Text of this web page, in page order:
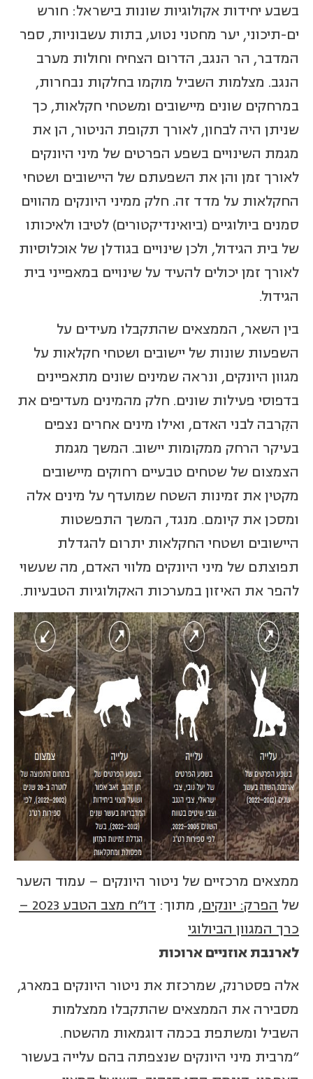
בשבע יחידות אקולוגיות שונות בישראל: חורש
ים-תיכוני, יער מחטני נטוע, בתות עשבוניות, ספר
המדבר, הר הנגב, הדרום הצחיח וחולות מערב
הנגב. מצלמות השביל מוקמו בחלקות נבחרות,
במרחקים שונים מיישובים ומשטחי חקלאות, כך
שניתן היה לבחון, לאורך תקופת הניטור, הן את
מגמת השינויים בשפע הפרטים של מיני היונקים
לאורך זמן והן את השפעתם של היישובים ושטחי
החקלאות על מדד זה. חלק ממיני היונקים מהווים
סמנים ביולוגיים (ביואינדיקטורים) לטיבו ולאיכותו
של בית הגידול, ולכן שינויים בגודלן של אוכלוסיות
לאורך זמן יכולים להעיד על שינויים במאפייני בית
הגידול.
בין השאר, הממצאים שהתקבלו מעידים על
השפעות שונות של יישובים ושטחי חקלאות על
מגוון היונקים, ונראה שמינים שונים מתאפיינים
בדפוסי פעילות שונים. חלק מהמינים מעדיפים את
הקִרבה לבני האדם, ואילו מינים אחרים נצפים
בעיקר הרחק ממקומות יישוב. המשך מגמת
הצמצום של שטחים טבעיים רחוקים מיישובים
מקטין את זמינות השטח שמועדף על מינים אלה
ומסכן את קיומם. מנגד, המשך התפשטות
היישובים ושטחי החקלאות יתרום להגדלת
תפוצתם של מיני היונקים מלווי האדם, מה שעשוי
להפר את האיזון במערכות האקולוגיות הטבעיות.
ממצאים מרכזיים של ניטור היונקים – עמוד השער
של הפרק: יונקים, מתוך:
דו"ח מצב הטבע 2023 –
כרך המגוון הביולוגי
לארנבת אוזניים ארוכות
אלה פסטרנק, שמרכזת את ניטור היונקים במארג,
מסבירה את הממצאים שהתקבלו ממצלמות
השביל ומשתפת בכמה דוגמאות מהשטח.
"מרבית מיני היונקים שנצפתה בהם עלייה בעשור